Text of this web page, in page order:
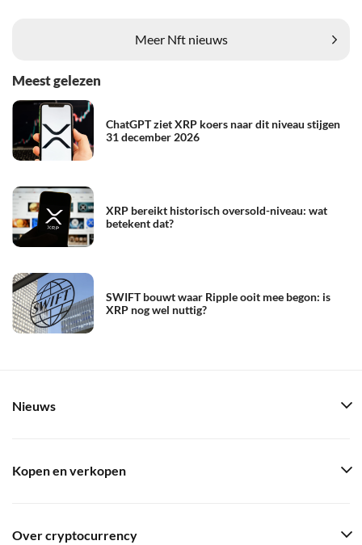
Meer Nft nieuws
Meest gelezen
ChatGPT ziet XRP koers naar dit niveau stijgen
31 december 2026
XRP bereikt historisch oversold-niveau: wat
betekent dat?
SWIFT bouwt waar Ripple ooit mee begon: is
XRP nog wel nuttig?
Nieuws
Kopen en verkopen
Over cryptocurrency